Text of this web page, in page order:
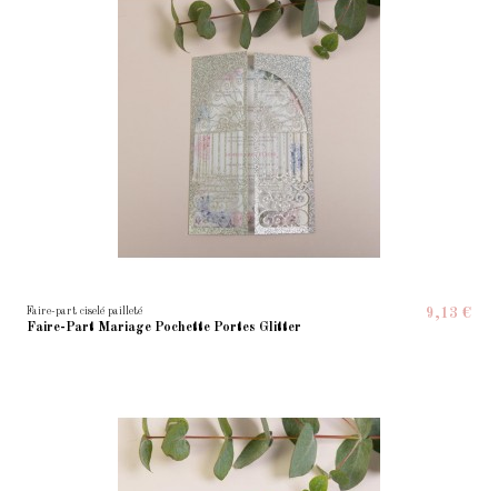
Faire-part ciselé pailleté
Faire-Part Mariage Pochette Portes Glitter
9,13 €